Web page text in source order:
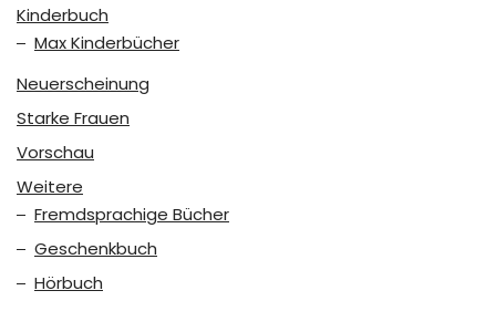
Kinderbuch
Max Kinderbücher
Neuerscheinung
Starke Frauen
Vorschau
Weitere
Fremdsprachige Bücher
Geschenkbuch
Hörbuch